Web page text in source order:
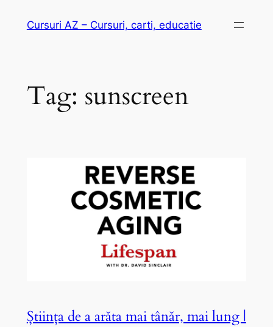
Cursuri AZ – Cursuri, carti, educatie
Tag: sunscreen
Știința de a arăta mai tânăr, mai lung |